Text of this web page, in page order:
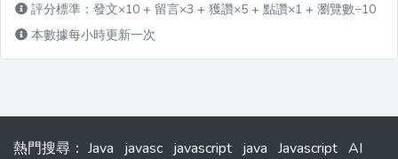
評分標準：發文×10 + 留言×3 + 獲讚×5 + 點讚×1 + 瀏覽數÷10
本數據每小時更新一次
熱門搜尋 ： Java javasc javascript java Javascript AI